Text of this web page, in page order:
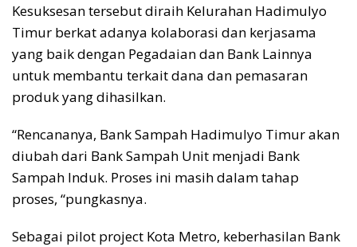
Kesuksesan tersebut diraih Kelurahan Hadimulyo
Timur berkat adanya kolaborasi dan kerjasama
yang baik dengan Pegadaian dan Bank Lainnya
untuk membantu terkait dana dan pemasaran
produk yang dihasilkan.
“Rencananya, Bank Sampah Hadimulyo Timur akan
diubah dari Bank Sampah Unit menjadi Bank
Sampah Induk. Proses ini masih dalam tahap
proses, “pungkasnya.
Sebagai pilot project Kota Metro, keberhasilan Bank